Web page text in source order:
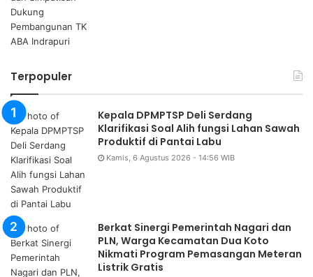
Terpopuler
Kepala DPMPTSP Deli Serdang
Klarifikasi Soal Alih fungsi Lahan Sawah
Produktif di Pantai Labu
Kamis, 6 Agustus 2026 - 14:56 WIB
Berkat Sinergi Pemerintah Nagari dan
PLN, Warga Kecamatan Dua Koto
Nikmati Program Pemasangan Meteran
Listrik Gratis